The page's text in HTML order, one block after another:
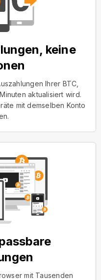
keine
Ihrer BTC,
aktualisiert wird.
mit demselben Konto
mit Tausenden